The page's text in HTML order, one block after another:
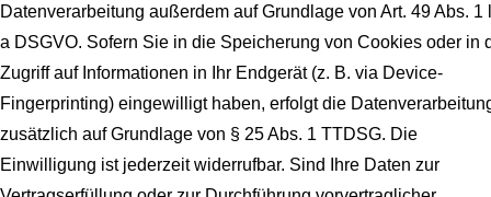
Datenverarbeitung außerdem auf Grundlage von Art. 49 Abs. 1
a DSGVO. Sofern Sie in die Speicherung von Cookies oder in
Zugriff auf Informationen in Ihr Endgerät (z. B. via Device-
Fingerprinting) eingewilligt haben, erfolgt die
zusätzlich auf Grundlage von § 25 Abs. 1 TTDSG. Die
Einwilligung ist jederzeit widerrufbar. Sind Ihre Daten zur